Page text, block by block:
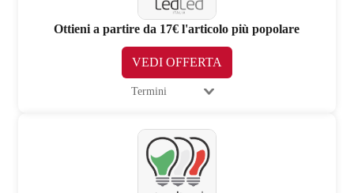
Ottieni a partire da 17€ l'articolo più popolare
VEDI OFFERTA
Termini